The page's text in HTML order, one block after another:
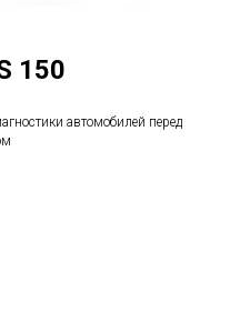
150
автомобилей перед